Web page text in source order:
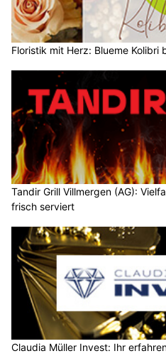
Floristik mit Herz: Blueme Kolibri
Tandir Grill Villmergen (AG):
frisch serviert
Claudia Müller Invest: Ihr